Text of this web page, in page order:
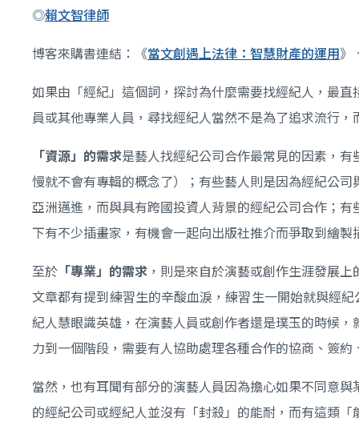
◎賴文智律師
博客來購書連結：《當文創遇上法律：智慧財產的運用》
如果由「經紀」這個詞，探討為什麼需要找經紀人，最
員或其他專業人員，尋找經紀人當然不是為了追求流行
「資源」的需求是藝人找經紀公司合作最常見的因素，
慢就不會有專輯的概念了）；有些藝人則是因為經紀公
亞洲邁進，而與具有跨國投資人背景的經紀公司合作；
下有不少插畫家，有機會一起向出版社推介而爭取到繪製
至於 「專業」的需求 ，則是來自於演藝或創作生涯發展
文章都有提到練習生的辛酸血淚，練習生一開始就與經
紀人慧眼識英雄，在演藝人員或創作者還是璞玉的時候
力到一個階段，需要有人協助處理各種合作的協商、簽
當然，也有耳聞有部分的演藝人員因為擔心如果不同意
的經紀公司或經紀人並沒有「封殺」的能耐，而有這類